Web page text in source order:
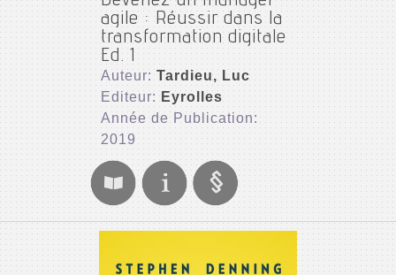
agile : Réussir dans la
transformation digitale
Ed. 1
Auteur:Tardieu, Luc
Editeur: Eyrolles
Année de Publication:
2019